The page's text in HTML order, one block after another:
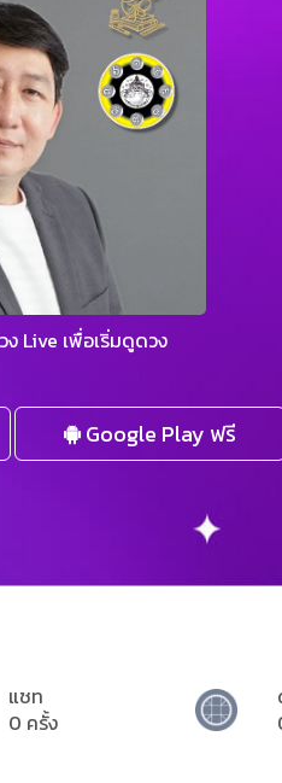
Live เพื่อเริ่มดูดวง
Google Play ฟรี
แชท
0 ครั้ง